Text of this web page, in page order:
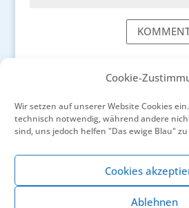
Cookie-
Wir setzen auf unserer Website Cookies
technisch notwendig, während andere
sind, uns jedoch helfen "Das ewige Blau"
Cookies
Ablehnen
←Zitronen aus Menton
Liebe“ von Paul Cézanne